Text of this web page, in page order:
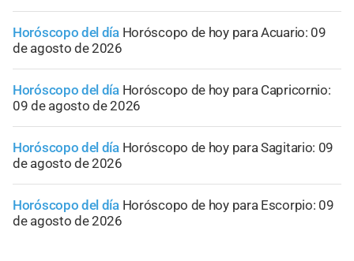
Horóscopo del día Horóscopo de hoy para Acuario: 09
de agosto de 2026
Horóscopo del día Horóscopo de hoy para Capricornio:
09 de agosto de 2026
Horóscopo del día Horóscopo de hoy para Sagitario: 09
de agosto de 2026
Horóscopo del día Horóscopo de hoy para Escorpio: 09
de agosto de 2026